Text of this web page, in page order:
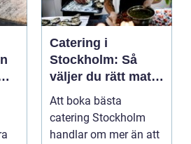
Catering i
Stockholm: Så
väljer du rätt mat
till ditt evenemang
Att boka bästa
catering Stockholm
handlar om mer än att